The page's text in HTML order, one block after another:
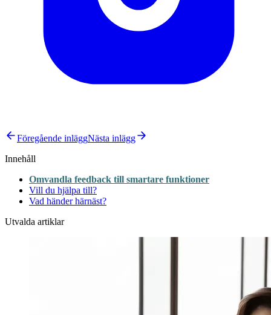
Föregående inläggNästa inlägg
Innehåll
Omvandla feedback till smartare funktioner
Vill du hjälpa till?
Vad händer härnäst?
Utvalda artiklar